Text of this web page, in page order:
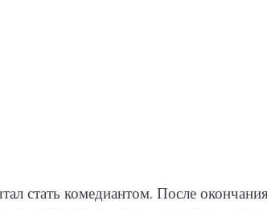
стать комедиантом. После